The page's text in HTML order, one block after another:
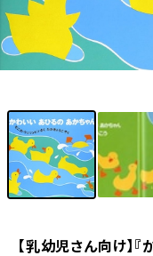
【乳幼児さん向け】